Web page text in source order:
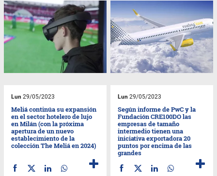
Lun 29/05/2023
Meliá continúa su expansión
en el sector hotelero de lujo
en Milán (con la próxima
apertura de un nuevo
establecimiento de la
colección The Meliá en 2024)
Lun 29/05/2023
Según informe de PwC y la
Fundación CRE100DO las
empresas de tamaño
intermedio tienen una
iniciativa exportadora 20
puntos por encima de las
grandes